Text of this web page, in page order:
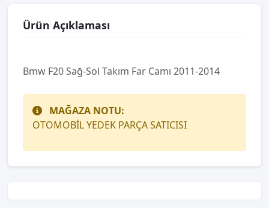
Ürün Açıklaması
Bmw F20 Sağ-Sol Takım Far Camı 2011-2014
MAĞAZA NOTU:
OTOMOBİL YEDEK PARÇA SATICISI